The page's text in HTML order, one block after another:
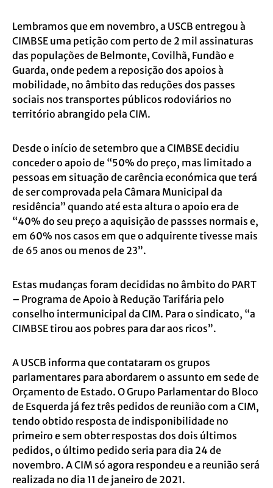
Lembramos que em novembro, a USCB entregou à
CIMBSE uma petição com perto de 2 mil assinaturas
das populações de Belmonte, Covilhã, Fundão e
Guarda, onde pedem a reposição dos apoios à
mobilidade, no âmbito das reduções dos passes
sociais nos transportes públicos rodoviários no
território abrangido pela CIM.
Desde o início de setembro que a CIMBSE decidiu
conceder o apoio de “50% do preço, mas limitado a
pessoas em situação de carência económica que terá
de ser comprovada pela Câmara Municipal da
residência” quando até esta altura o apoio era de
“40% do seu preço a aquisição de passses normais e,
em 60% nos casos em que o adquirente tivesse mais
de 65 anos ou menos de 23”.
Estas mudanças foram decididas no âmbito do PART
– Programa de Apoio à Redução Tarifária pelo
conselho intermunicipal da CIM. Para o sindicato, “a
CIMBSE tirou aos pobres para dar aos ricos”.
A USCB informa que contataram os grupos
parlamentares para abordarem o assunto em sede de
Orçamento de Estado. O Grupo Parlamentar do Bloco
de Esquerda já fez três pedidos de reunião com a CIM,
tendo obtido resposta de indisponibilidade no
primeiro e sem obter respostas dos dois últimos
pedidos, o último pedido seria para dia 24 de
novembro. A CIM só agora respondeu e a reunião será
realizada no dia 11 de janeiro de 2021.